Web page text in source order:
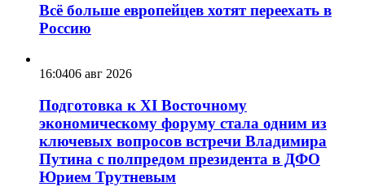
Всё больше европейцев хотят переехать в
Россию
16:0406 авг 2026
Подготовка к XI Восточному
экономическому форуму стала одним из
ключевых вопросов встречи Владимира
Путина с полпредом президента в ДФО
Юрием Трутневым